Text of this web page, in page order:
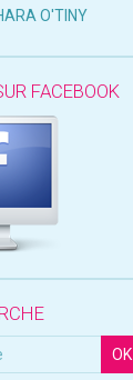
O'TINY
FACEBOOK
OK